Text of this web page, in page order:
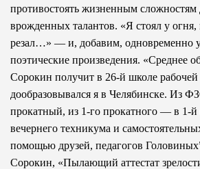
противостоять жизненным
врожденных талантов. «Я стоял у
резал…» — и, добавим, одновременно
поэтические произведения. «Среднее
Сорокин получит в 26-й школе
дообразовывался я в Челябинске. Из
прокатный, из 1-го прокатного — в 1-й
вечернего техникума и
помощью друзей, педагогов
Сорокин, «Пылающий аттестат